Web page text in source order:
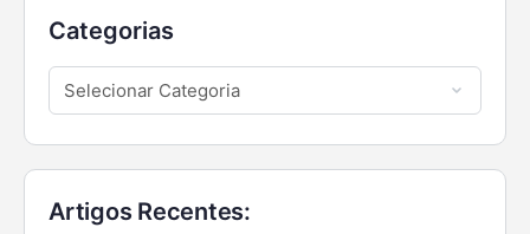
Categorias
Artigos Recentes: